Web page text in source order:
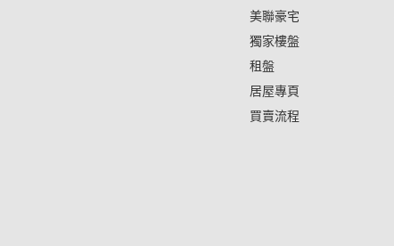
美聯豪宅
獨家樓盤
租盤
居屋專頁
買賣流程